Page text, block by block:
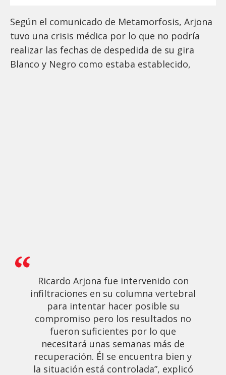
Según el comunicado de Metamorfosis, Arjona
tuvo una crisis médica por lo que no podría
realizar las fechas de despedida de su gira
Blanco y Negro como estaba establecido,
Ricardo Arjona fue intervenido con
infiltraciones en su columna vertebral
para intentar hacer posible su
compromiso pero los resultados no
fueron suficientes por lo que
necesitará unas semanas más de
recuperación. Él se encuentra bien y
la situación está controlada”, explicó